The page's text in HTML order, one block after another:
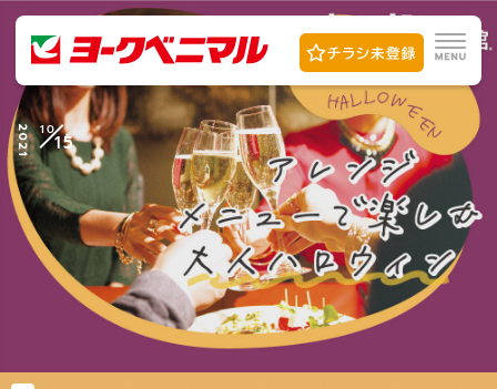
2021 10
15